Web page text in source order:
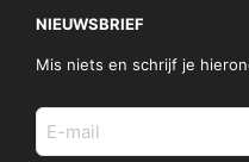
NIEUWSBRIEF
Mis niets en schrijf je
E-